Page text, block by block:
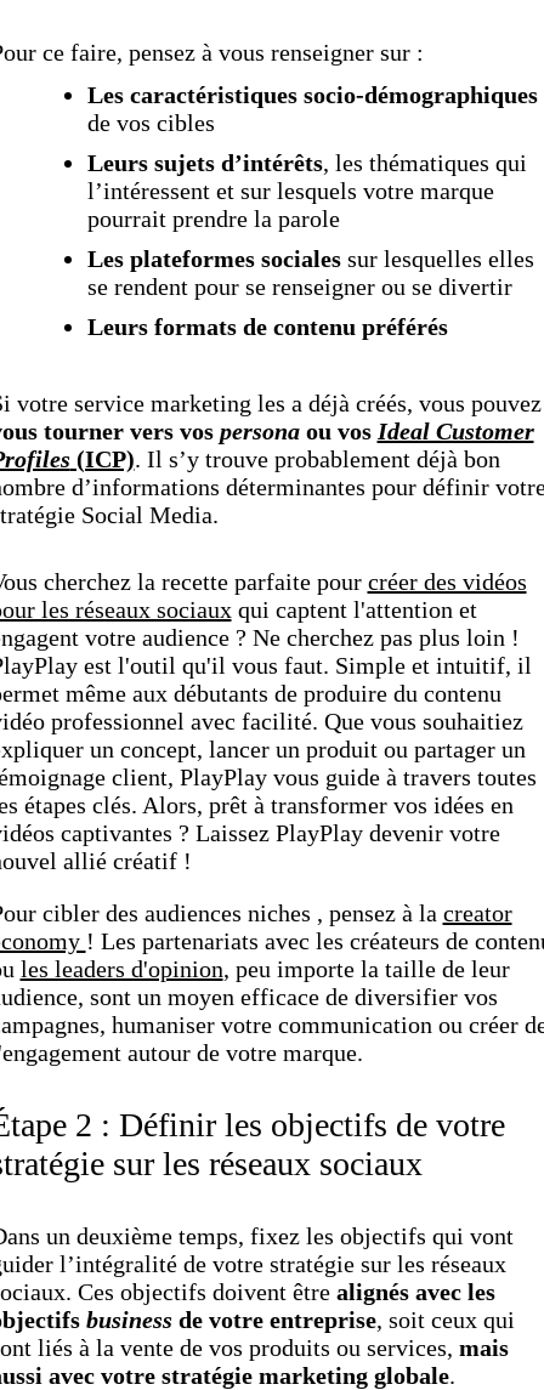
ce faire, pensez à vous renseigner sur :
Les caractéristiques socio-démographiques
de vos cibles
Leurs sujets d’intérêts, les thématiques qui
l’intéressent et sur lesquels votre marque
pourrait prendre la parole
Les plateformes socialessur lesquelles elles
se rendent pour se renseigner ou se divertir
Leurs formats de contenu préférés
votre service marketing les a déjà créés, vous pouvez
tourner vers vos personaou vos Ideal Customer
(ICP). Il s’y trouve probablement déjà bon
d’informations déterminantes pour définir
Social Media.
cherchez la recette parfaite pour créer des vidéos
les réseaux sociauxqui captent l'attention et
votre audience ? Ne cherchez pas plus loin !
est l'outil qu'il vous faut. Simple et intuitif, il
même aux débutants de produire du contenu
professionnel avec facilité. Que vous souhaitiez
un concept, lancer un produit ou partager un
client, PlayPlay vous guide à travers toutes
étapes clés. Alors, prêt à transformer vos idées en
captivantes ? Laissez PlayPlay devenir votre
allié créatif !
cibler des audiences niches , pensez à la creator
! Les partenariats avec les créateurs de
les leaders d'opinion, peu importe la taille de leur
sont un moyen efficace de diversifier vos
humaniser votre communication ou créer
autour de votre marque.
2 : Définir les objectifs de votre
sur les réseaux sociaux
un deuxième temps, fixez les objectifs qui vont
l’intégralité de votre stratégie sur les réseaux
Ces objectifs doivent être alignés avec les
business de votre entreprise, soit ceux qui
liés à la vente de vos produits ou services, mais
avec votre stratégie marketing globale.